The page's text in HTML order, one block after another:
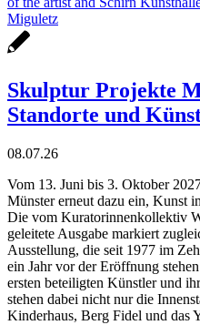
Skulptur Projekte
Standorte und
08.07.26
Vom 13. Juni bis 3. Oktober
Münster erneut dazu ein, Kunst
Die vom Kuratorinnenkollektiv
geleitete Ausgabe markiert
Ausstellung, die seit 1977 im
ein Jahr vor der Eröffnung
ersten beteiligten Künstler und
stehen dabei nicht nur die
Kinderhaus, Berg Fidel und das